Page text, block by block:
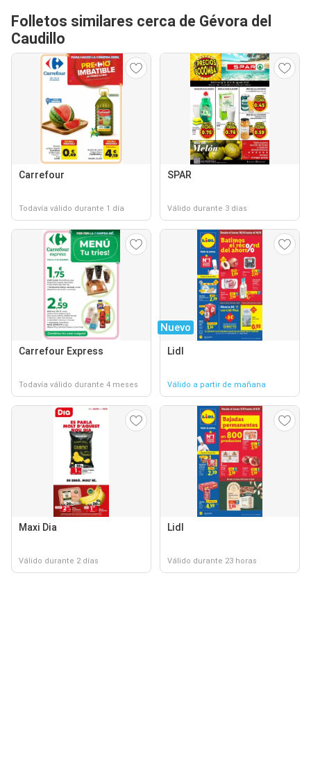
Folletos similares cerca de Gévora del
Caudillo
Carrefour
Todavía válido durante 1 día
SPAR
Válido durante 3 días
Carrefour Express
Todavía válido durante 4 meses
Nuevo
Lidl
Válido a partir de mañana
Maxi Dia
Válido durante 2 días
Lidl
Válido durante 23 horas